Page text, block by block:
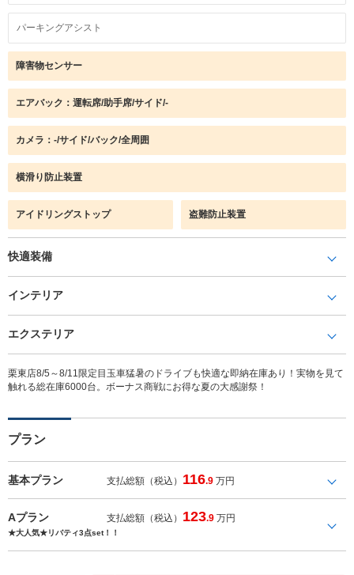
パーキングアシスト
障害物センサー
エアバック：運転席/助手席/サイド/-
カメラ：-/サイド/バック/全周囲
横滑り防止装置
アイドリングストップ 盗難防止装置
快適装備
インテリア
エクステリア
栗東店8/5～8/11限定目玉車猛暑のドライブも快適な即納在庫あり！実物を見て
触れる総在庫6000台。ボーナス商戦にお得な夏の大感謝祭！
プラン
基本プラン 支払総額（税込） 116.9 万円
Aプラン 支払総額（税込） 123.9 万円
★大人気★リバティ3点set！！